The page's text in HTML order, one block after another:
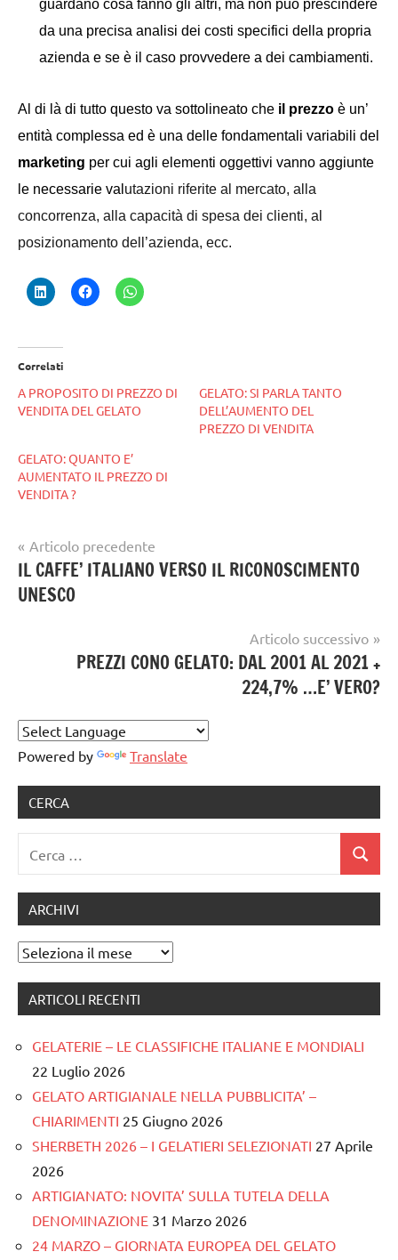
guardano cosa fanno gli altri, ma non può prescindere
da una precisa analisi dei costi specifici della propria
azienda e se è il caso provvedere a dei cambiamenti.
Al di là di tutto questo va sottolineato che il prezzo è un’
entità complessa ed è una delle fondamentali variabili del
marketing per cui agli elementi oggettivi vanno aggiunte
le necessarie val utazioni riferite al mercato, alla
concorrenza, alla capacità di spesa dei clienti, al
posizionamento dell’azienda, ecc.
Correlati
A PROPOSITO DI PREZZO DI
VENDITA DEL GELATO
GELATO: SI PARLA TANTO
DELL’AUMENTO DEL
PREZZO DI VENDITA
GELATO: QUANTO E’
AUMENTATO IL PREZZO DI
VENDITA ?
gelataio,
gelateria,
ARTIGIANALE
gelato
artigianale
Navigazione
articoli
Articolo precedente
IL CAFFE’ ITALIANO VERSO IL RICONOSCIMENTO
UNESCO
Articolo successivo
PREZZI CONO GELATO: DAL 2001 AL 2021 +
224,7% …E’ VERO?
Powered by Translate
CERCA
per:
Cerca
ARCHIVI
Archivi
ARTICOLI RECENTI
GELATERIE – LE CLASSIFICHE ITALIANE E MONDIALI
22 Luglio 2026
GELATO ARTIGIANALE NELLA PUBBLICITA’ –
CHIARIMENTI 25 Giugno 2026
SHERBETH 2026 – I GELATIERI SELEZIONATI 27 Aprile
2026
ARTIGIANATO: NOVITA’ SULLA TUTELA DELLA
DENOMINAZIONE 31 Marzo 2026
24 MARZO – GIORNATA EUROPEA DEL GELATO